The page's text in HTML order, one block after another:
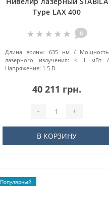
Type LAX 400
0
Длина волны: 635 нм
Мощность
лазерного излучения:
< 1 мВт
Напряжение: 1.5 В
40 211 грн.
- +
В КОРЗИНУ
Популярный